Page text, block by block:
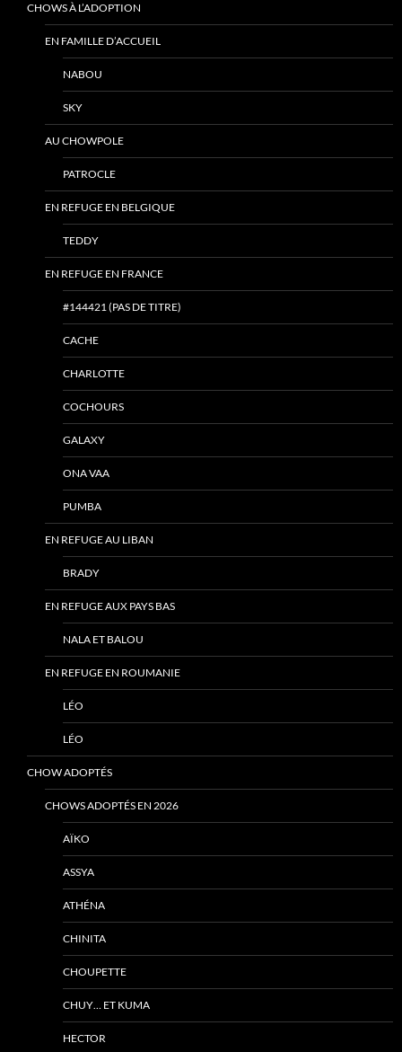
CHOWS À L’ADOPTION
EN FAMILLE D’ACCUEIL
NABOU
SKY
AU CHOWPOLE
PATROCLE
EN REFUGE EN BELGIQUE
TEDDY
EN REFUGE EN FRANCE
#144421 (PAS DE TITRE)
CACHE
CHARLOTTE
COCHOURS
GALAXY
ONA VAA
PUMBA
EN REFUGE AU LIBAN
BRADY
EN REFUGE AUX PAYS BAS
NALA ET BALOU
EN REFUGE EN ROUMANIE
LÉO
LÉO
CHOW ADOPTÉS
CHOWS ADOPTÉS EN 2026
AÏKO
ASSYA
ATHÉNA
CHINITA
CHOUPETTE
CHUY… ET KUMA
HECTOR